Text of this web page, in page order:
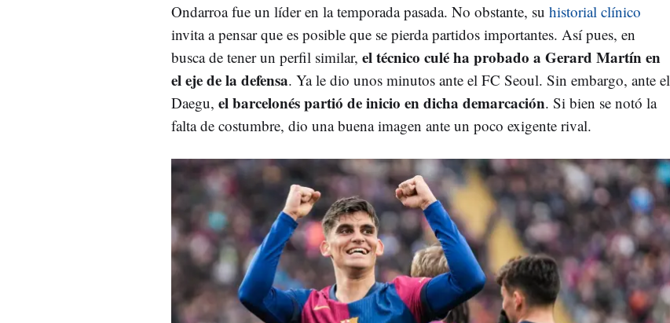
Ondarroa fue un líder en la temporada pasada. No obstante, su historial clínico
invita a pensar que es posible que se pierda partidos importantes. Así pues, en
busca de tener un perfil similar, el técnico culé ha probado a Gerard Martín en
el eje de la defensa. Ya le dio unos minutos ante el FC Seoul. Sin embargo, ante el
Daegu, el barcelonés partió de inicio en dicha demarcación. Si bien se notó la
falta de costumbre, dio una buena imagen ante un poco exigente rival.